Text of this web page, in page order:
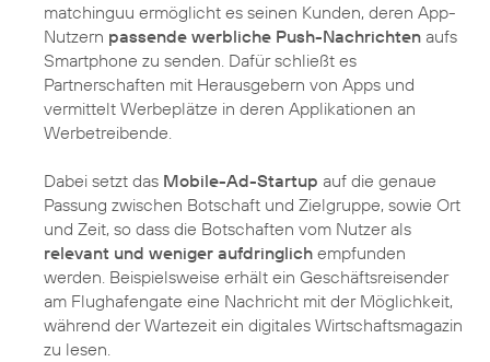
matchinguu ermöglicht es seinen Kunden, deren App-
Nutzern passende werbliche Push-Nachrichten aufs
Smartphone zu senden. Dafür schließt es
Partnerschaften mit Herausgebern von Apps und
vermittelt Werbeplätze in deren Applikationen an
Werbetreibende.
Dabei setzt das Mobile-Ad-Startup auf die genaue
Passung zwischen Botschaft und Zielgruppe, sowie Ort
und Zeit, so dass die Botschaften vom Nutzer als
relevant und weniger aufdringlich empfunden
werden. Beispielsweise erhält ein Geschäftsreisender
am Flughafengate eine Nachricht mit der Möglichkeit,
während der Wartezeit ein digitales Wirtschaftsmagazin
zu lesen.